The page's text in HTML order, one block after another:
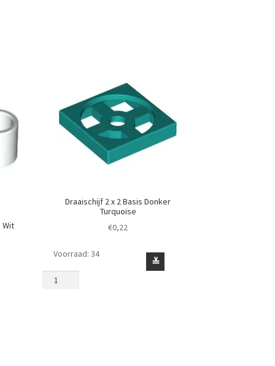
Wit
Draaischijf 2 x 2 Basis Donker
Turquoise
€0,22
Draaischijf
2
≚
Voorraad: 34